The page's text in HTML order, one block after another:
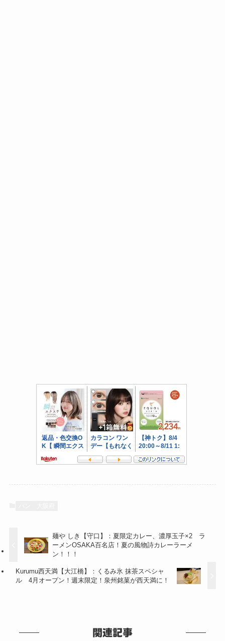
麺や しき【守口】：夏限定カレー、濃厚玉子×2 ラ
ーメンOSAKA百名店！夏の風物詩カレーラーメ
ン！！！
Kurumu西天満【大江橋】：くるみ氷 抹茶スペシャ
ル 4月オープン！週末限定！泉州銘菓が西天満に！
関連記事